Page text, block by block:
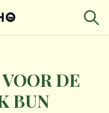
WHO
DE
BUN